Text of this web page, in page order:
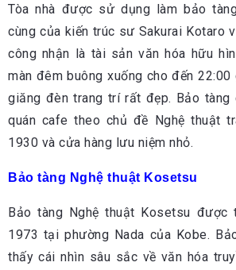
Tòa nhà được sử dụng làm bảo
cùng của kiến trúc sư Sakurai Kotaro
công nhận là tài sản văn hóa hữu
màn đêm buông xuống cho đến
giăng đèn trang trí rất đẹp. Bảo
quán cafe theo chủ đề Nghệ thuật
1930 và cửa hàng lưu niệm nhỏ.
Bảo tàng Nghệ thuật Kosetsu
Bảo tàng Nghệ thuật Kosetsu được
1973 tại phường Nada của Kobe.
thấy cái nhìn sâu sắc về văn hóa